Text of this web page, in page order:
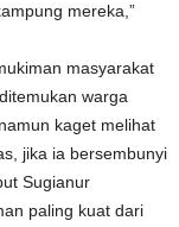
mereka,”
masyarakat
warga
kaget melihat
jika ia bersembunyi
Sugianur
paling kuat dari